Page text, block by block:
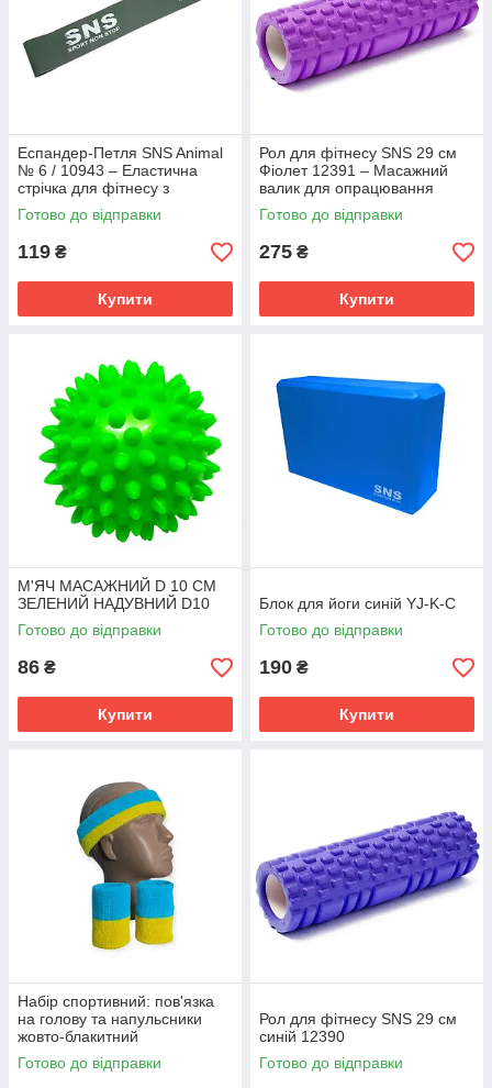
Еспандер-Петля SNS Animal
№ 6 / 10943 – Еластична
стрічка для фітнесу з
регулюванням опору
Готово до відправки
119 ₴
Купити
Рол для фітнесу SNS 29 см
Фіолет 12391 – Масажний
валик для опрацювання
м'язів та зняття напруги
Готово до відправки
275 ₴
Купити
М'ЯЧ МАСАЖНИЙ D 10 СМ
ЗЕЛЕНИЙ НАДУВНИЙ D10
Готово до відправки
86 ₴
Купити
Блок для йоги синій YJ-K-С
Готово до відправки
190 ₴
Купити
Набір спортивний: пов'язка
на голову та напульсники
жовто-блакитний
Готово до відправки
Рол для фітнесу SNS 29 см
синій 12390
Готово до відправки